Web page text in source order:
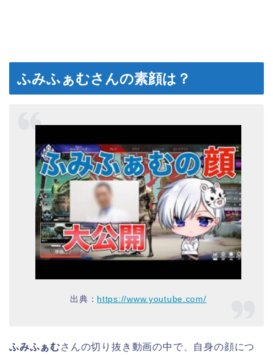
ふみふぁむさんの素顔は？
出典： https://www.youtube.com/
ふみふぁむさんの切り抜き動画の中で、自身の顔につ